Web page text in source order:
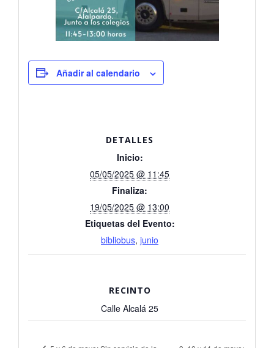
Añadir al calendario
DETALLES
Inicio:
05/05/2025 @ 11:45
Finaliza:
19/05/2025 @ 13:00
Etiquetas del Evento:
bibliobus, junio
RECINTO
Calle Alcalá 25